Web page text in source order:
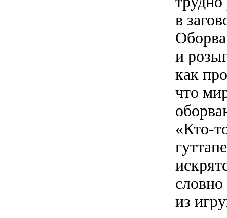
в
и
как
что
«Кто-
из